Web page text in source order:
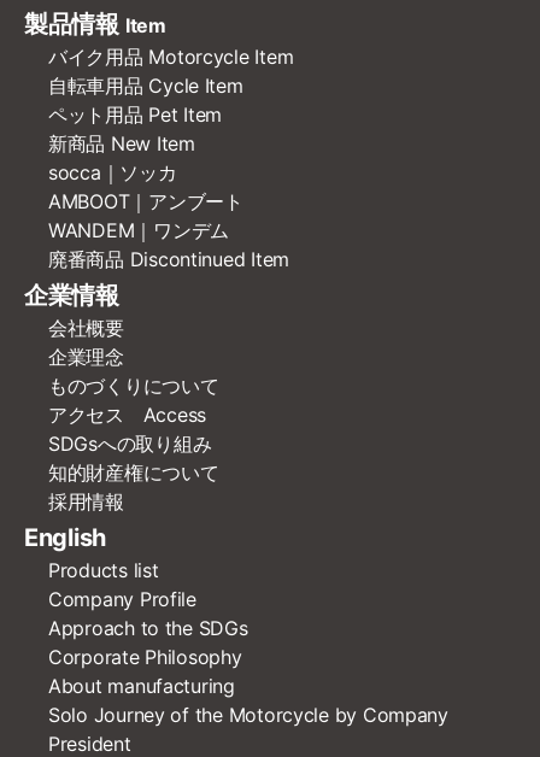
製品情報 Item
バイク用品 Motorcycle Item
自転車用品 Cycle Item
ペット用品 Pet Item
新商品 New Item
socca｜ソッカ
AMBOOT｜アンブート
WANDEM｜ワンデム
廃番商品 Discontinued Item
企業情報
会社概要
企業理念
ものづくりについて
アクセス Access
SDGsへの取り組み
知的財産権について
採用情報
English
Products list
Company Profile
Approach to the SDGs
Corporate Philosophy
About manufacturing
Solo Journey of the Motorcycle by Company
President